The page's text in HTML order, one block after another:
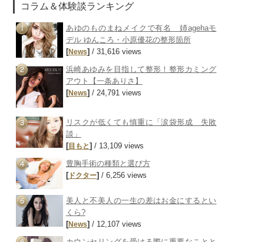
コラム＆体験談ランキング
あゆのものまねメイクで有名 姉agehaモ
デル ゆんころ・小原優花の整形箇所
[News]/ 31,616 views
浜崎あゆみを目指して整形！整形カミング
アウト【一条ありさ】
[News]/ 24,791 views
リスクが低くても慎重に「涙袋形成 失敗
談」
[目もと]/ 13,109 views
豊胸手術の種類と選び方
[ドクター]/ 6,256 views
美人と不美人の一生の差はお金にするとい
くら?
[News] / 12,107 views